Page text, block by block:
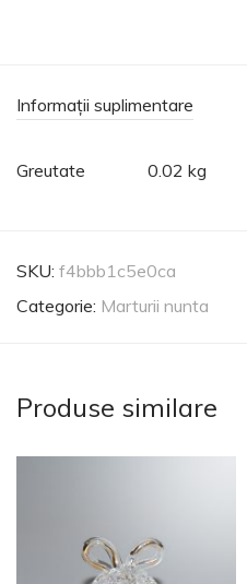
Informații suplimentare
Greutate 0.02 kg
SKU: f4bbb1c5e0ca
Categorie: Marturii nunta
Produse similare